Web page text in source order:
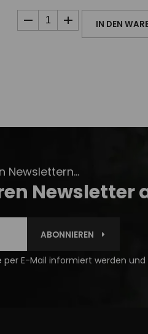
IN DEN
Newslettern...
Newsletter
ABONNIEREN
E-Mail informiert werden